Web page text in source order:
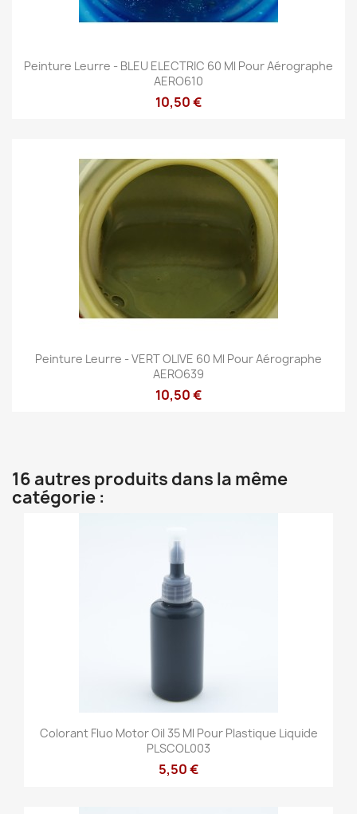
Peinture Leurre - BLEU ELECTRIC 60 Ml Pour Aérographe
AERO610
10,50 €
Peinture Leurre - VERT OLIVE 60 Ml Pour Aérographe
AERO639
10,50 €
16 autres produits dans la même
catégorie :
Colorant Fluo Motor Oil 35 Ml Pour Plastique Liquide
PLSCOL003
5,50 €